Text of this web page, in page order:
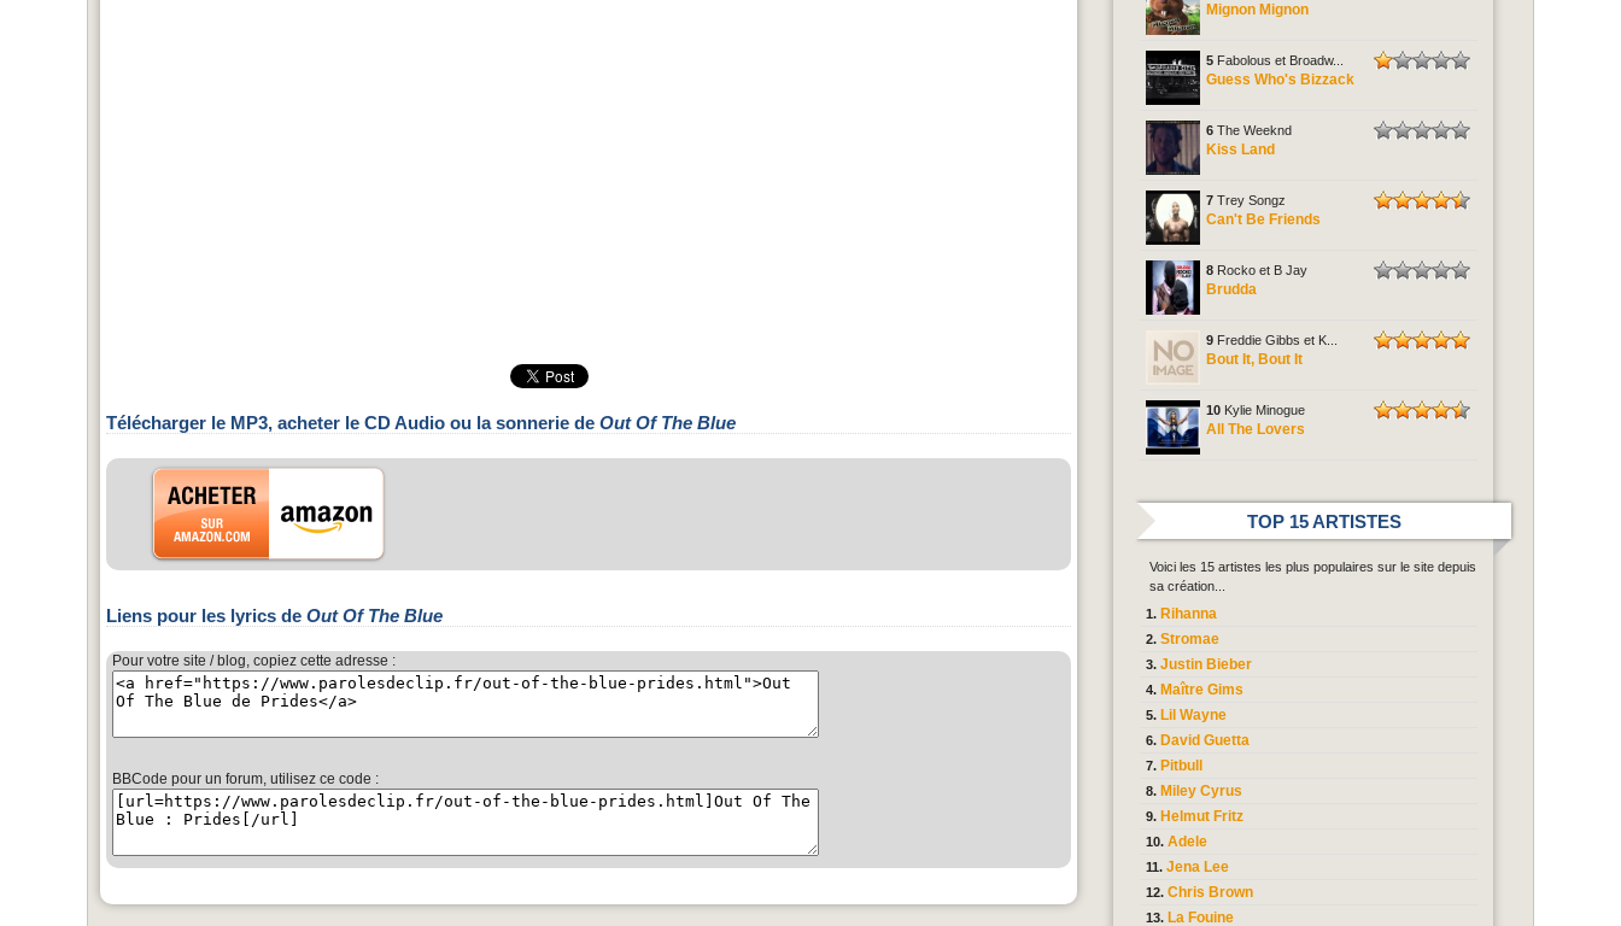
Télécharger le MP3, acheter le CD Audio ou la sonnerie de Out Of The Blue
Liens pour les lyrics de Out Of The Blue
Pour votre site / blog, copiez cette adresse :
BBCode pour un forum, utilisez ce code :
Mignon Mignon
5 Fabolous et Broadw...
Guess Who's Bizzack
6 The Weeknd
Kiss Land
7 Trey Songz
Can't Be Friends
8 Rocko et B Jay
Brudda
9 Freddie Gibbs et K...
Bout It, Bout It
10 Kylie Minogue
All The Lovers
TOP 15 ARTISTES
Voici les 15 artistes les plus populaires sur le site depuis
sa création...
Rihanna
Stromae
Justin Bieber
Maître Gims
Lil Wayne
David Guetta
Pitbull
Miley Cyrus
Helmut Fritz
Adele
Jena Lee
Chris Brown
La Fouine